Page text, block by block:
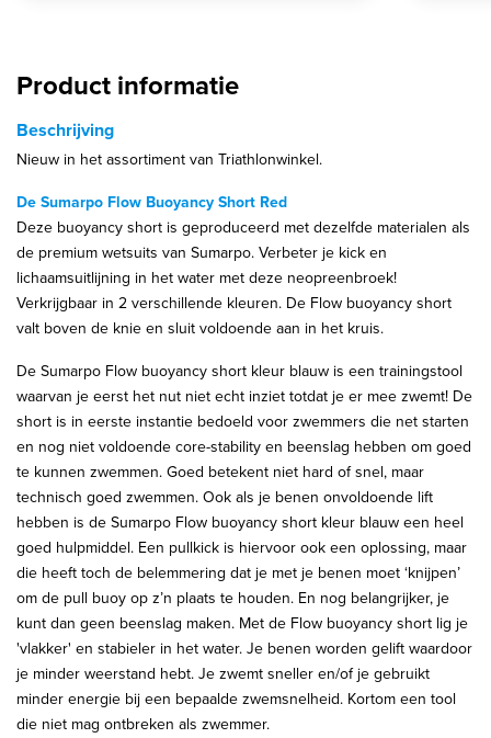
Product informatie
Beschrijving
Nieuw in het assortiment van Triathlonwinkel.
De Sumarpo Flow Buoyancy Short Red
Deze buoyancy short is geproduceerd met dezelfde materialen als
de premium wetsuits van Sumarpo. Verbeter je kick en
lichaamsuitlijning in het water met deze neopreenbroek!
Verkrijgbaar in 2 verschillende kleuren. De Flow buoyancy short
valt boven de knie en sluit voldoende aan in het kruis.
De Sumarpo Flow buoyancy short kleur blauw is een trainingstool
waarvan je eerst het nut niet echt inziet totdat je er mee zwemt! De
short is in eerste instantie bedoeld voor zwemmers die net starten
en nog niet voldoende core-stability en beenslag hebben om goed
te kunnen zwemmen. Goed betekent niet hard of snel, maar
technisch goed zwemmen. Ook als je benen onvoldoende lift
hebben is de Sumarpo Flow buoyancy short kleur blauw een heel
goed hulpmiddel. Een pullkick is hiervoor ook een oplossing, maar
die heeft toch de belemmering dat je met je benen moet ‘knijpen’
om de pull buoy op z’n plaats te houden. En nog belangrijker, je
kunt dan geen beenslag maken. Met de Flow buoyancy short lig je
'vlakker' en stabieler in het water. Je benen worden gelift waardoor
je minder weerstand hebt. Je zwemt sneller en/of je gebruikt
minder energie bij een bepaalde zwemsnelheid. Kortom een tool
die niet mag ontbreken als zwemmer.